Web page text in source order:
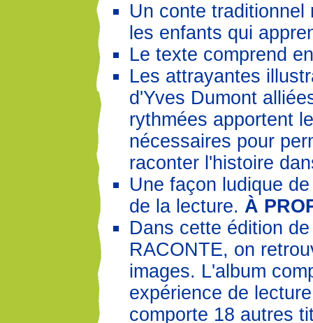
Un conte
les enfants qui
Le texte comprend
Les attrayantes
d'Yves Dumont
rythmées apportent
nécessaires pour
raconter l'histoire
Une façon ludique
de la lecture. À
Dans cette édition
RACONTE, on
images. L'album
expérience de
comporte 18 autres